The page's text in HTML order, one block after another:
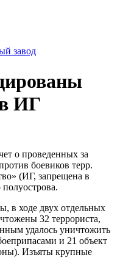
завод
ИГ
о проведенных за
боевиков терр.
(ИГ, запрещена в
в ходе двух отдельных
32 террориста,
удалось уничтожить
и 21 объект
Изъяты крупные